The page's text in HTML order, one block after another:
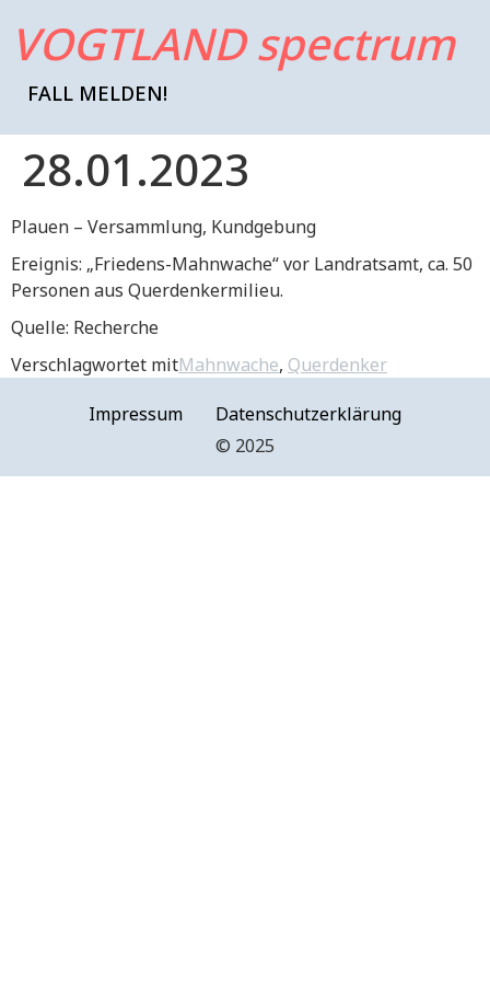
VOGTLAND spectrum
FALL MELDEN!
28.01.2023
Plauen – Versammlung, Kundgebung
Ereignis: „Friedens-Mahnwache“ vor Landratsamt, ca. 50
Personen aus Querdenkermilieu.
Quelle: Recherche
Verschlagwortet mitMahnwache, Querdenker
Impressum
Datenschutzerklärung
©️ 2025